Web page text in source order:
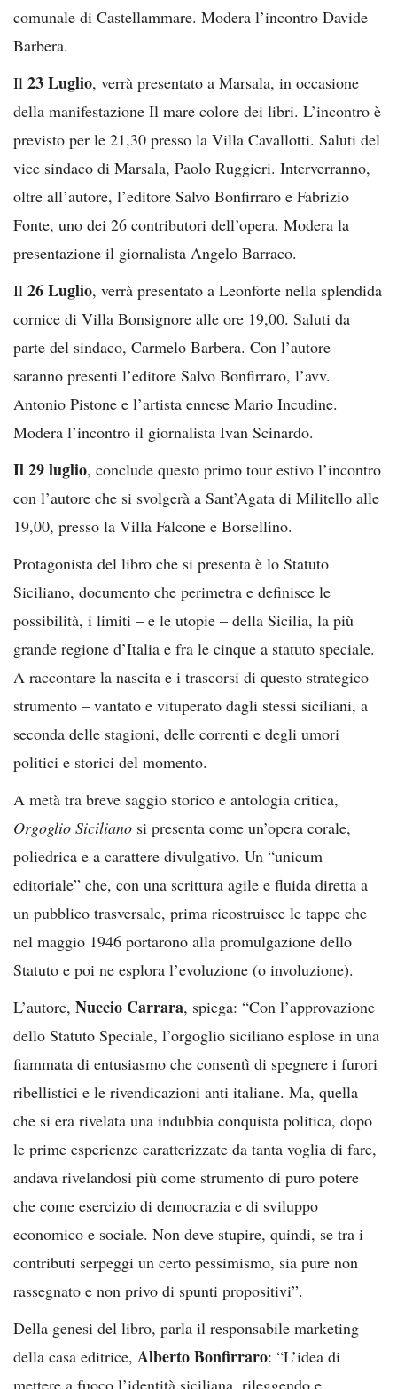
comunale di Castellammare. Modera l’incontro Davide
Barbera.
Il 23 Luglio, verrà presentato a Marsala, in occasione
della manifestazione Il mare colore dei libri. L’incontro è
previsto per le 21,30 presso la Villa Cavallotti. Saluti del
vice sindaco di Marsala, Paolo Ruggieri. Interverranno,
oltre all’autore, l’editore Salvo Bonfirraro e Fabrizio
Fonte, uno dei 26 contributori dell’opera. Modera la
presentazione il giornalista Angelo Barraco.
Il 26 Luglio, verrà presentato a Leonforte nella splendida
cornice di Villa Bonsignore alle ore 19,00. Saluti da
parte del sindaco, Carmelo Barbera. Con l’autore
saranno presenti l’editore Salvo Bonfirraro, l’avv.
Antonio Pistone e l’artista ennese Mario Incudine.
Modera l’incontro il giornalista Ivan Scinardo.
Il 29 luglio, conclude questo primo tour estivo l’incontro
con l’autore che si svolgerà a Sant’Agata di Militello alle
19,00, presso la Villa Falcone e Borsellino.
Protagonista del libro che si presenta è lo Statuto
Siciliano, documento che perimetra e definisce le
possibilità, i limiti – e le utopie – della Sicilia, la più
grande regione d’Italia e fra le cinque a statuto speciale.
A raccontare la nascita e i trascorsi di questo strategico
strumento – vantato e vituperato dagli stessi siciliani, a
seconda delle stagioni, delle correnti e degli umori
politici e storici del momento.
A metà tra breve saggio storico e antologia critica,
Orgoglio Siciliano si presenta come un’opera corale,
poliedrica e a carattere divulgativo. Un “unicum
editoriale” che, con una scrittura agile e fluida diretta a
un pubblico trasversale, prima ricostruisce le tappe che
nel maggio 1946 portarono alla promulgazione dello
Statuto e poi ne esplora l’evoluzione (o involuzione).
L’autore, Nuccio Carrara, spiega: “Con l’approvazione
dello Statuto Speciale, l’orgoglio siciliano esplose in una
fiammata di entusiasmo che consentì di spegnere i furori
ribellistici e le rivendicazioni anti italiane. Ma, quella
che si era rivelata una indubbia conquista politica, dopo
le prime esperienze caratterizzate da tanta voglia di fare,
andava rivelandosi più come strumento di puro potere
che come esercizio di democrazia e di sviluppo
economico e sociale. Non deve stupire, quindi, se tra i
contributi serpeggi un certo pessimismo, sia pure non
rassegnato e non privo di spunti propositivi”.
Della genesi del libro, parla il responsabile marketing
della casa editrice, Alberto Bonfirraro: “L’idea di
mettere a fuoco l’identità siciliana, rileggendo e